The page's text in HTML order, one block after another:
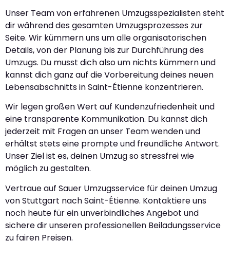
Unser Team von erfahrenen Umzugsspezialisten steht
dir während des gesamten Umzugsprozesses zur
Seite. Wir kümmern uns um alle organisatorischen
Details, von der Planung bis zur Durchführung des
Umzugs. Du musst dich also um nichts kümmern und
kannst dich ganz auf die Vorbereitung deines neuen
Lebensabschnitts in Saint-Étienne konzentrieren.
Wir legen großen Wert auf Kundenzufriedenheit und
eine transparente Kommunikation. Du kannst dich
jederzeit mit Fragen an unser Team wenden und
erhältst stets eine prompte und freundliche Antwort.
Unser Ziel ist es, deinen Umzug so stressfrei wie
möglich zu gestalten.
Vertraue auf Sauer Umzugsservice für deinen Umzug
von Stuttgart nach Saint-Étienne. Kontaktiere uns
noch heute für ein unverbindliches Angebot und
sichere dir unseren professionellen Beiladungsservice
zu fairen Preisen.